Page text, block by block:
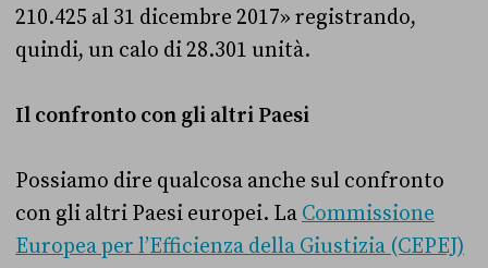
210.425 al 31 dicembre 2017» registrando,
quindi, un calo di 28.301 unità.
Il confronto con gli altri Paesi
Possiamo dire qualcosa anche sul confronto
con gli altri Paesi europei. La Commissione
Europea per l’Efficienza della Giustizia (CEPEJ)